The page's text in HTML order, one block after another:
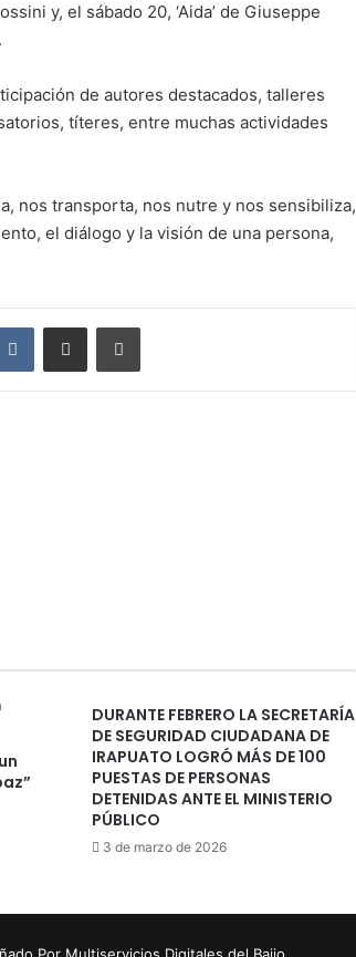
y, el sábado 20, ‘Aida’ de Giuseppe
de autores destacados, talleres
títeres, entre muchas actividades
nos transporta, nos nutre y nos sensibiliza,
el diálogo y la visión de una persona,
VKontakteCompartir por correo electrónicoImprimir
DURANTE FEBRERO LA SECRETARÍA
DE SEGURIDAD CIUDADANA DE
IRAPUATO LOGRÓ MÁS DE 100
PUESTAS DE PERSONAS
DETENIDAS ANTE EL MINISTERIO
PÚBLICO
3 de marzo de 2026